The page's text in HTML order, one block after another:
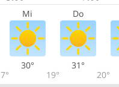
Mi Do
30°
19°
31°
20°